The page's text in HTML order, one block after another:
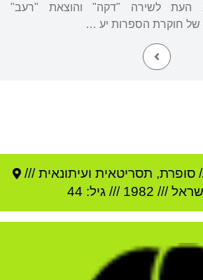
העת לשירה "דקה" והוצאת "רעב"
של חוקרת הספרות יע …
סופרת, תסריטאית ועיתונאית ///
///
1982 /// גיל: 44